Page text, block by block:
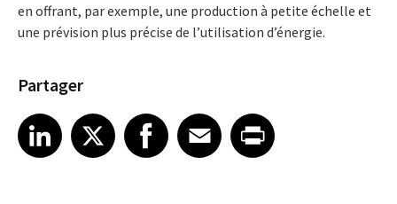
en offrant, par exemple, une production à petite échelle et
une prévision plus précise de l’utilisation d’énergie.
Partager
Share article on LinkedIn
LinkedIn
Share article on XShare article on Facebook
Facebook
Share article on Email
EmailShare article on Print